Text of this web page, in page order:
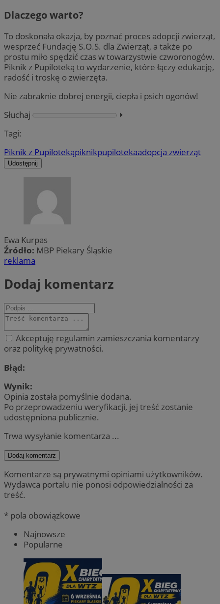
Dlaczego warto?
To doskonała okazja, by poznać proces adopcji zwierząt,
wesprzeć Fundację S.O.S. dla Zwierząt, a także po
prostu miło spędzić czas w towarzystwie czworonogów.
Piknik z Pupiloteką to wydarzenie, które łączy edukację,
radość i troskę o zwierzęta.
Nie zabraknie dobrej energii, ciepła i psich ogonów!
Słuchaj
⏵︎
Tagi:
Piknik z Pupilotekąpiknikpupilotekaadopcja zwierząt
Udostępnij
Ewa Kurpas
Źródło: MBP Piekary Śląskie
reklama
Dodaj komentarz
Akceptuję regulamin zamieszczania komentarzy
oraz politykę prywatności.
Błąd:
Wynik:
Opinia została pomyślnie dodana.
Po przeprowadzeniu weryfikacji, jej treść zostanie
udostępniona publicznie.
Trwa wysyłanie komentarza ...
Dodaj komentarz
Komentarze są prywatnymi opiniami użytkowników.
Wydawca portalu nie ponosi odpowiedzialności za
treść.
* pola obowiązkowe
Najnowsze
Popularne